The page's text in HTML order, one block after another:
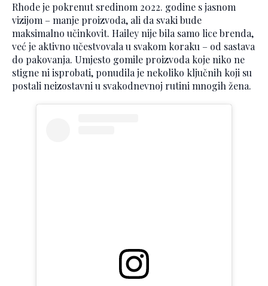
Rhode je pokrenut sredinom 2022. godine s jasnom
vizijom – manje proizvoda, ali da svaki bude
maksimalno učinkovit. Hailey nije bila samo lice brenda,
već je aktivno učestvovala u svakom koraku – od sastava
do pakovanja. Umjesto gomile proizvoda koje niko ne
stigne ni isprobati, ponudila je nekoliko ključnih koji su
postali neizostavni u svakodnevnoj rutini mnogih žena.